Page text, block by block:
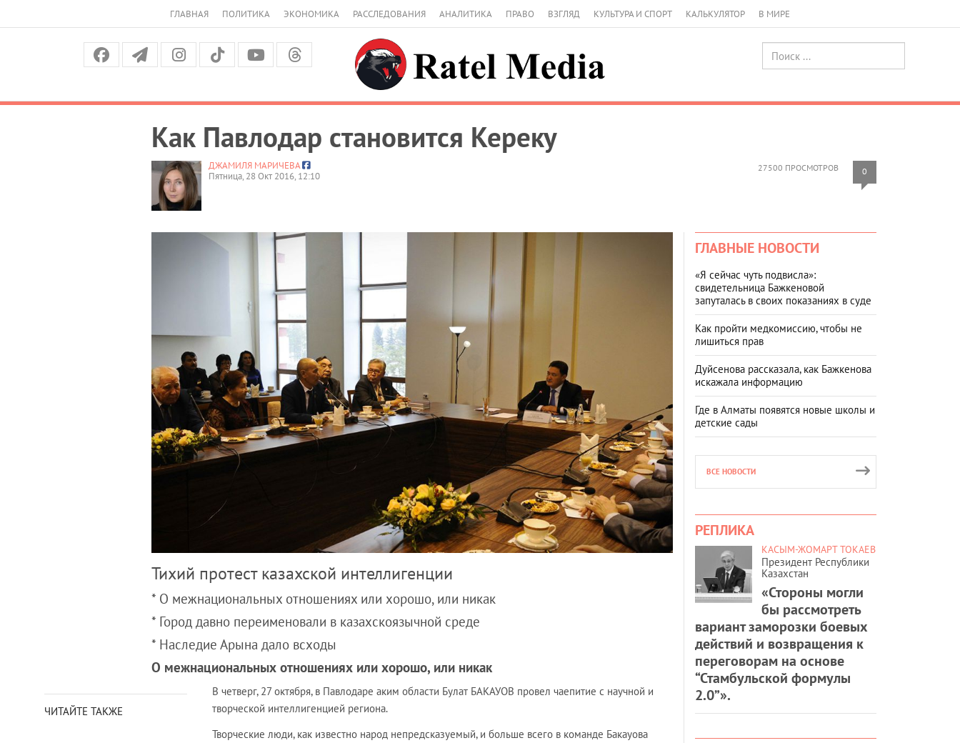
ГЛАВНАЯ ПОЛИТИКА ЭКОНОМИКА РАССЛЕДОВАНИЯ АНАЛИТИКА ПРАВО ВЗГЛЯД КУЛЬТУРА И СПОРТ КАЛЬКУЛЯТОР В МИРЕ
Как Павлодар становится Кереку
27500 ПРОСМОТРОВ 0
ДЖАМИЛЯ МАРИЧЕВА
Пятница, 28 Окт 2016, 12:10
Тихий протест казахской интеллигенции
* О межнациональных отношениях или хорошо, или никак
* Город давно переименовали в казахскоязычной среде
* Наследие Арына дало всходы
О межнациональных отношениях или хорошо, или никак
ЧИТАЙТЕ ТАКЖЕ
В четверг, 27 октября, в Павлодаре аким области Булат БАКАУОВ провел чаепитие с научной и
творческой интеллигенцией региона.
Творческие люди, как известно народ непредсказуемый, и больше всего в команде Бакауова
ГЛАВНЫЕ НОВОСТИ
«Я сейчас чуть подвисла»:
свидетельница Бажкеновой
запуталась в своих показаниях в суде
Как пройти медкомиссию, чтобы не
лишиться прав
Дуйсенова рассказала, как Бажкенова
искажала информацию
Где в Алматы появятся новые школы и
детские сады
ВСЕ НОВОСТИ
РЕПЛИКА
КАСЫМ-ЖОМАРТ ТОКАЕВ
Президент Республики
Казахстан
«Стороны могли
бы рассмотреть
вариант заморозки боевых
действий и возвращения к
переговорам на основе
“Стамбульской формулы
2.0”».